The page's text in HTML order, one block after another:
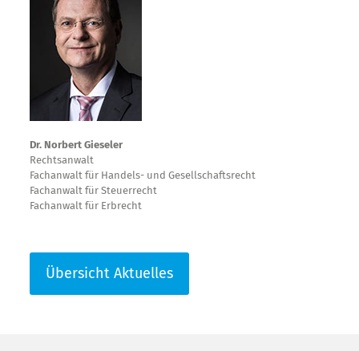
Dr. Norbert Gieseler
Rechtsanwalt
Fachanwalt für Handels- und Gesellschaftsrecht
Fachanwalt für Steuerrecht
Fachanwalt für Erbrecht
Übersicht Aktuelles